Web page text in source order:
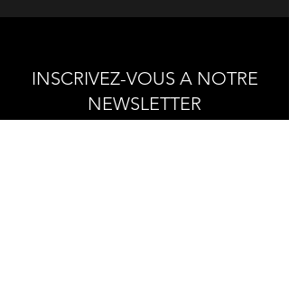
INSCRIVEZ-VOUS A NOTRE
NEWSLETTER